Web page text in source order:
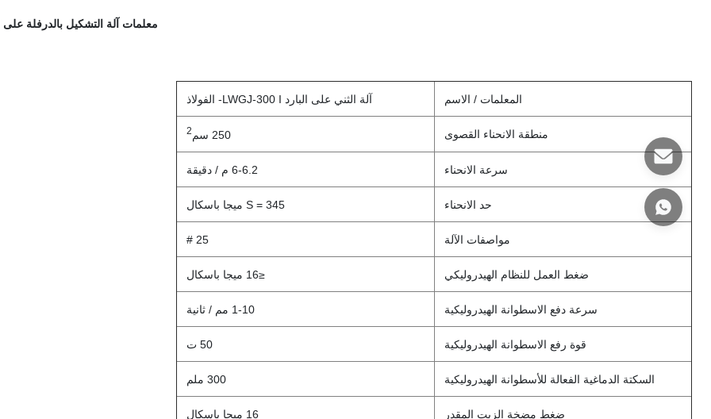
معلمات آلة التشكيل بالدرفلة على
المعلمات / الاسم آلة الثني على البارد LWGJ-300 I- الفولاذ
منطقة الانحناء القصوى 250 سم 2
سرعة الانحناء 6-6.2 م / دقيقة
حد الانحناء S = 345 ميجا باسكال
مواصفات الآلة 25 #
ضغط العمل للنظام الهيدروليكي ≤16 ميجا باسكال
سرعة دفع الاسطوانة الهيدروليكية 1-10 مم / ثانية
قوة رفع الاسطوانة الهيدروليكية 50 ت
السكتة الدماغية الفعالة للأسطوانة الهيدروليكية 300 ملم
ضغط مضخة الزيت المقدر 16 ميجا باسكال